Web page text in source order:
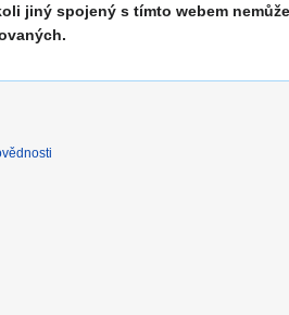
jiný spojený s tímto webem